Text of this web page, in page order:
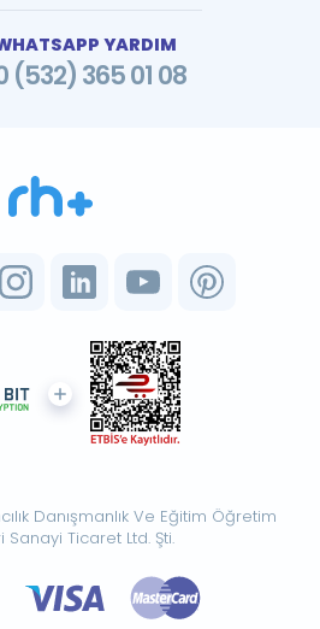
YARDIM
(532) 365 01 08
Danışmanlık Ve Eğitim Öğretim
Sanayi Ticaret Ltd. Şti.